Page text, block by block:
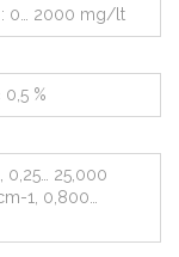
: 0… 2000 mg/lt
%
0,25… 25,000
1, 0,800…